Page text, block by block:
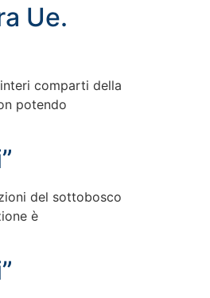
Ue.
comparti della
potendo
del sottobosco
è